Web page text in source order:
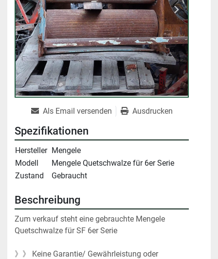
Als Email versenden Ausdrucken
Spezifikationen
Hersteller Mengele
Modell
Mengele Quetschwalze für 6er Serie
Zustand
Gebraucht
Beschreibung
Zum verkauf steht eine gebrauchte Mengele
Quetschwalze für SF 6er Serie
》》 Keine Garantie/ Gewährleistung oder